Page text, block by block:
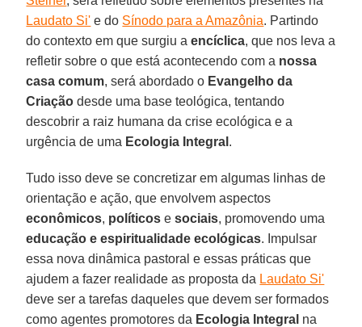
Laudato Si' e do Sínodo para a Amazônia. Partindo
do contexto em que surgiu aencíclica, que nos leva a
refletir sobre o que está acontecendo com a nossa
casa comum, será abordado o Evangelho da
Criação desde uma base teológica, tentando
descobrir a raiz humana da crise ecológica e a
urgência de uma Ecologia Integral .
Tudo isso deve se concretizar em algumas linhas de
orientação e ação, que envolvem aspectos
econômicos, políticos esociais, promovendo uma
educação e espiritualidade ecológicas. Impulsar
essa nova dinâmica pastoral e essas práticas que
ajudem a fazer realidade as proposta da Laudato Si'
deve ser a tarefas daqueles que devem ser formados
como agentes promotores da Ecologia Integral na